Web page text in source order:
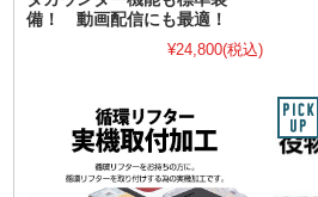
備！ 動画配信にも最適！
¥24,800(税込)